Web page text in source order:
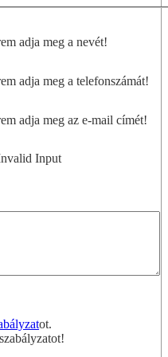
adja meg a nevét!
adja meg a telefonszámát!
adja meg az e-mail címét!
Input
ot.